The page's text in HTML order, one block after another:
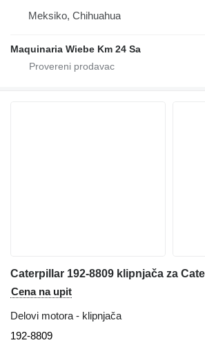
Meksiko, Chihuahua
Maquinaria Wiebe Km 24 Sa
Cena na upit
Delovi motora - klipnjača
192-8809